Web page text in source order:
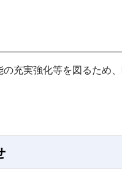
充実強化等を図るため